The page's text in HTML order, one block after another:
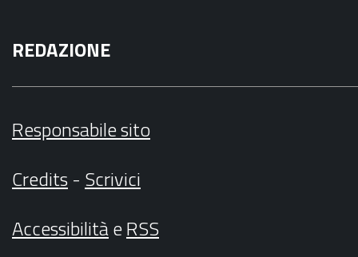
REDAZIONE
Responsabile sito
Credits- Scrivici
AccessibilitàeRSS